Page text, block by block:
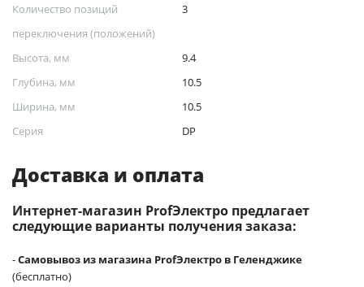
Количество позиций
переключения (положений)
3
Высота, мм
9.4
Глубина, мм
10.5
Ширина, мм
10.5
Серия
DP
Доставка и оплата
Интернет-магазин ProfЭлектро предлагает
следующие варианты получения заказа:
-Самовывоз из магазина ProfЭлектро в Геленджике
(бесплатно)